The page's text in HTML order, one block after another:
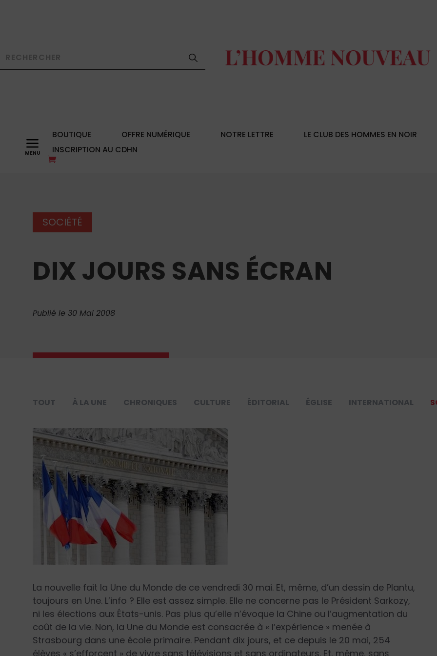
a BOUTIQUE OFFRE NUMÉRIQUE NOTRE LETTRE LE CLUB DES HOMMES EN NOIR
INSCRIPTION AU CDHN
SOCIÉTÉ
DIX JOURS SANS ÉCRAN
Publié le 30 Mai 2008
TOUT À LA UNE CHRONIQUES CULTURE ÉDITORIAL ÉGLISE INTERNATIONAL
La nouvelle fait la Une du Monde de ce vendredi 30 mai. Et, même, d’un dessin de Plantu,
toujours en Une. L’info ? Elle est assez simple. Elle ne concerne pas le Président Sarkozy,
ni les élections aux États-unis. Pas plus qu’elle n’évoque la Chine ou l’augmentation du
coût de la vie. Non, la Une du Monde est consacrée à « l’expérience » menée à
Strasbourg dans une école primaire. Pendant dix jours, et ce depuis le 20 mai, 254
élèves « s’efforcent » de vivre sans télévisions et sans ordinateurs. Et, même, sans